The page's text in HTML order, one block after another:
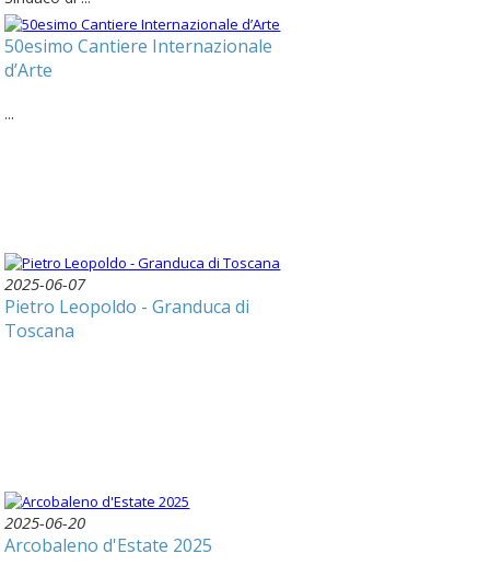
50esimo Cantiere Internazionale
d’Arte
...
2025-06-07
Pietro Leopoldo - Granduca di
Toscana
2025-06-20
Arcobaleno d'Estate 2025